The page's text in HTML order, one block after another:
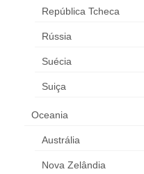
República Tcheca
Rússia
Suécia
Suiça
Oceania
Austrália
Nova Zelândia